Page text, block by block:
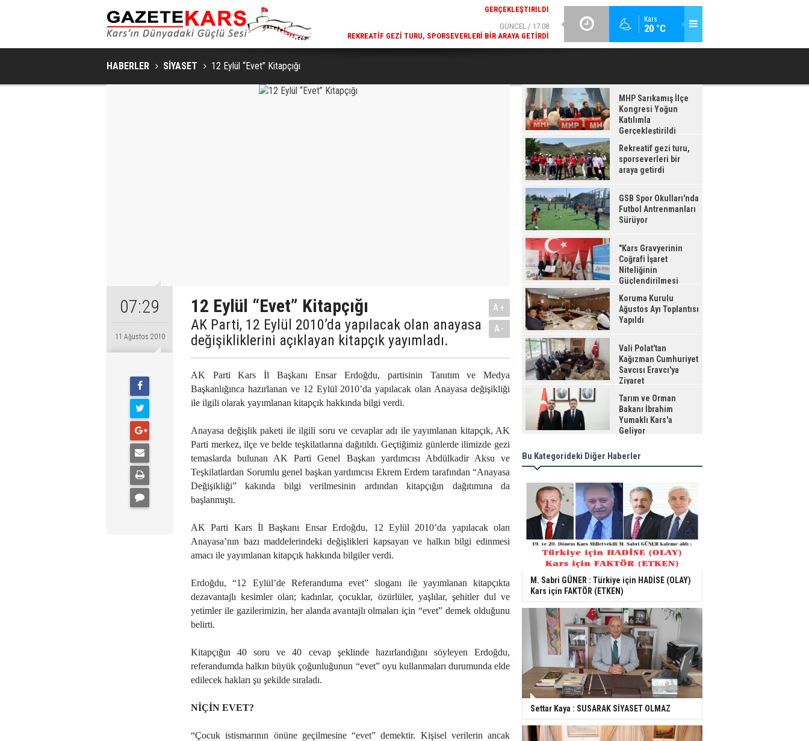
Kars
20 °C
MHP SARIKAMIŞ İLÇE KONGRESI YOĞUN KATILIMLA
GERÇEKLEŞTIRILDI
REKREATIF GEZI TURU, SPORSEVERLERI BIR ARAYA GETIRDI
GSB SPOR OKULLARI'NDA FUTBOL ANTRENMANLARI SÜRÜYOR
HABERLER SİYASET 12 Eylül “Evet” Kitapçığı
07:29
11 Ağustos 2010
12 Eylül “Evet” Kitapçığı
AK Parti, 12 Eylül 2010’da yapılacak olan anayasa
değişikliklerini açıklayan kitapçık yayımladı.
A+
A-
AK Parti Kars İl Başkanı Ensar Erdoğdu, partisinin Tanıtım ve Medya
Başkanlığınca hazırlanan ve 12 Eylül 2010’da yapılacak olan Anayasa değişikliği
ile ilgili olarak yayımlanan kitapçık hakkında bilgi verdi.
Anayasa değişlik paketi ile ilgili soru ve cevaplar adı ile yayımlanan kitapçık, AK
Parti merkez, ilçe ve belde teşkilatlarına dağıtıldı. Geçtiğimiz günlerde ilimizde gezi
temaslarda bulunan AK Parti Genel Başkan yardımcısı Abdülkadir Aksu ve
Teşkilatlardan Sorumlu genel başkan yardımcısı Ekrem Erdem tarafından “Anayasa
Değişikliği” kakında bilgi verilmesinin ardından kitapçığın dağıtımına da
başlanmıştı.
AK Parti Kars İl Başkanı Ensar Erdoğdu, 12 Eylül 2010’da yapılacak olan
Anayasa’nın bazı maddelerindeki değişlikleri kapsayan ve halkın bilgi edinmesi
amacı ile yayımlanan kitapçık hakkında bilgiler verdi.
Erdoğdu, “12 Eylül’de Referanduma evet” sloganı ile yayımlanan kitapçıkta
dezavantajlı kesimler olan; kadınlar, çocuklar, özürlüler, yaşlılar, şehitler dul ve
yetimler ile gazilerimizin, her alanda avantajlı olmaları için “evet” demek olduğunu
belirti.
Kitapçığın 40 soru ve 40 cevap şeklinde hazırlandığını söyleyen Erdoğdu,
referandumda halkın büyük çoğunluğunun “evet” oyu kullanmaları durumunda elde
edilecek hakları şu şekilde sıraladı.
NİÇİN EVET?
“Çocuk istismarının önüne geçilmesine “evet” demektir. Kişisel verilerin ancak
MHP Sarıkamış İlçe
Kongresi Yoğun
Katılımla
Gerçekleştirildi
Rekreatif gezi turu,
sporseverleri bir
araya getirdi
GSB Spor Okulları'nda
Futbol Antrenmanları
Sürüyor
"Kars Gravyerinin
Coğrafi İşaret
Niteliğinin
Güçlendirilmesi
Projesi"
Koruma Kurulu
Ağustos Ayı Toplantısı
Yapıldı
Vali Polat'tan
Kağızman Cumhuriyet
Savcısı Eravcı'ya
Ziyaret
Tarım ve Orman
Bakanı İbrahim
Yumaklı Kars'a
Geliyor
Bu Kategorideki Diğer Haberler
M. Sabri GÜNER : Türkiye için HADİSE (OLAY)
Kars için FAKTÖR (ETKEN)
Settar Kaya : SUSARAK SİYASET OLMAZ